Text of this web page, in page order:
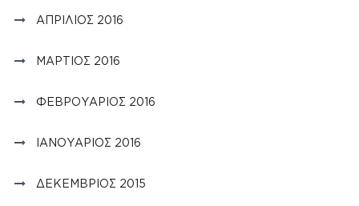
ΑΠΡΊΛΙΟΣ 2016
ΜΆΡΤΙΟΣ 2016
ΦΕΒΡΟΥΆΡΙΟΣ 2016
ΙΑΝΟΥΆΡΙΟΣ 2016
ΔΕΚΈΜΒΡΙΟΣ 2015